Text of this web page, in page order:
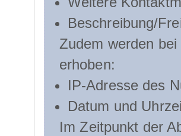
Beschreibung/
Zudem werden
erhoben:
IP-Adresse des
Datum und
Im Zeitpunkt der